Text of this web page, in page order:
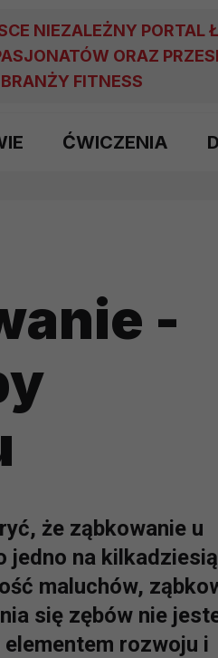
NIEZALEŻNY PORTAL
ORAZ
BRANŻY FITNESS
ĆWICZENIA
-
że ząbkowanie u
jedno na
maluchów,
się zębów nie
rozwoju i